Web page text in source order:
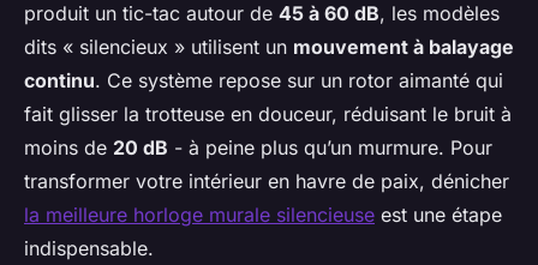
produit un tic-tac autour de 45 à 60 dB, les modèles
dits « silencieux » utilisent un mouvement à balayage
continu. Ce système repose sur un rotor aimanté qui
fait glisser la trotteuse en douceur, réduisant le bruit à
moins de 20 dB - à peine plus qu’un murmure. Pour
transformer votre intérieur en havre de paix, dénicher
la meilleure horloge murale silencieuse est une étape
indispensable.